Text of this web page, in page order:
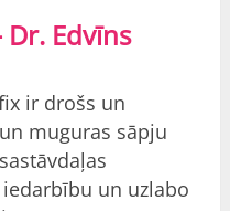
Edvīns
ir drošs un
muguras sāpju
un uzlabo